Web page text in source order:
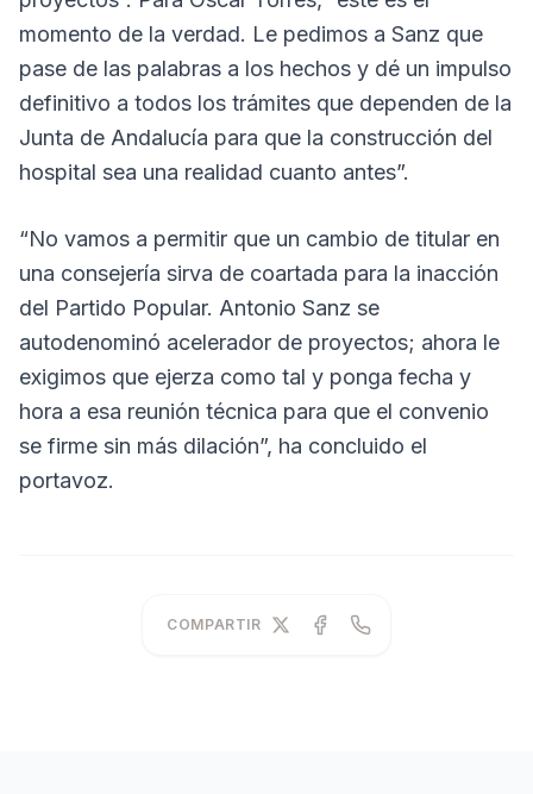
momento de la verdad. Le pedimos a Sanz que
pase de las palabras a los hechos y dé un impulso
definitivo a todos los trámites que dependen de la
Junta de Andalucía para que la construcción del
hospital sea una realidad cuanto antes”.
“No vamos a permitir que un cambio de titular en
una consejería sirva de coartada para la inacción
del Partido Popular. Antonio Sanz se
autodenominó acelerador de proyectos; ahora le
exigimos que ejerza como tal y ponga fecha y
hora a esa reunión técnica para que el convenio
se firme sin más dilación”, ha concluido el
portavoz.
COMPARTIR